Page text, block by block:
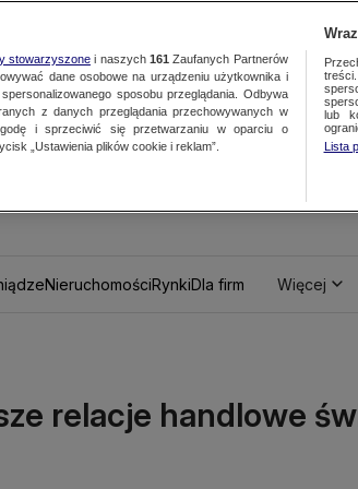
NieruchomościRynkiDla firm Więcej
relacje handlowe
stowarzyszonei naszych 161 Zaufanych Partnerów
dane osobowe na urządzeniu użytkownika i
sposobu przeglądania. Odbywa
z danych przeglądania przechowywanych w
i sprzeciwić się przetwarzaniu w oparciu o
„Ustawienia plików cookie i reklam”.
lub
Lista